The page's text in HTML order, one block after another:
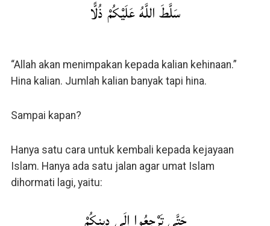
سَلَّطَ اللَّهُ عَلَيْكُمْ ذُلًّا
“Allah akan menimpakan kepada kalian kehinaan.”
Hina kalian. Jumlah kalian banyak tapi hina.
Sampai kapan?
Hanya satu cara untuk kembali kepada kejayaan
Islam. Hanya ada satu jalan agar umat Islam
dihormati lagi, yaitu:
حَتَّى تَرْجِعُوا إِلَى دِينِكُمْ